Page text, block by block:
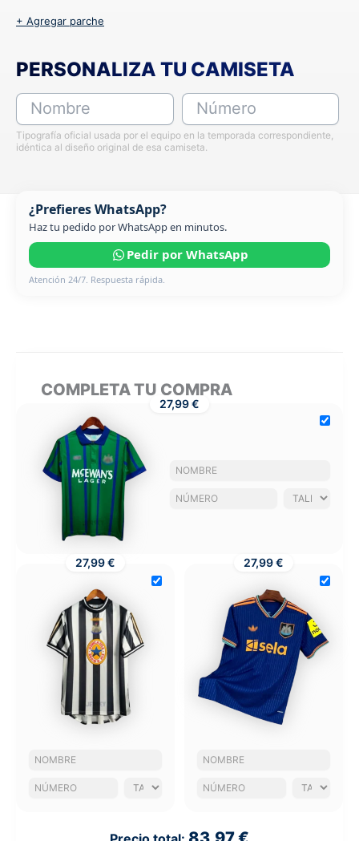
+ Agregar parche
PERSONALIZA TU CAMISETA
Nombre Número
Tipografía oficial usada por el equipo en la temporada correspondiente,
idéntica al diseño original de esa camiseta.
¿Prefieres WhatsApp?
Haz tu pedido por WhatsApp en minutos.
Pedir por WhatsApp
Atención 24/7. Respuesta rápida.
COMPLETA TU COMPRA
27,99 €
27,99 € 27,99 €